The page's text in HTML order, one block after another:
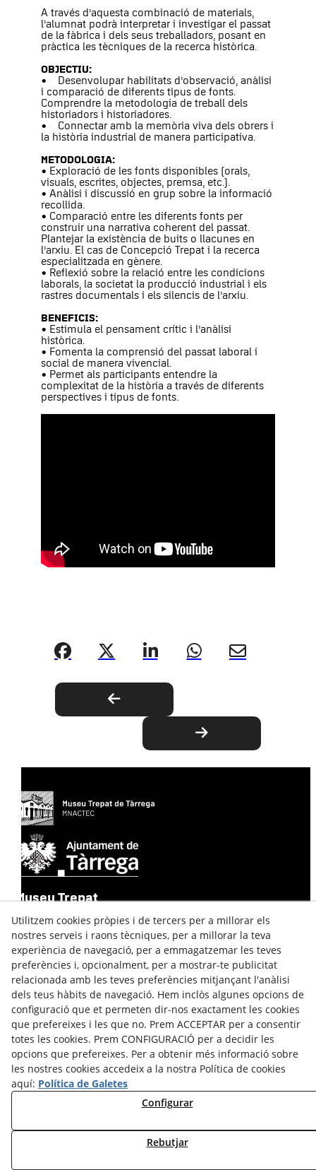
A través d’aquesta combinació de materials,
l’alumnat podrà interpretar i investigar el passat
de la fàbrica i dels seus treballadors, posant en
pràctica les tècniques de la recerca històrica.
OBJECTIU:
• Desenvolupar habilitats d’observació, anàlisi
i comparació de diferents tipus de fonts.
Comprendre la metodologia de treball dels
historiadors i historiadores.
• Connectar amb la memòria viva dels obrers i
la història industrial de manera participativa.
METODOLOGIA:
• Exploració de les fonts disponibles (orals,
visuals, escrites, objectes, premsa, etc.).
• Anàlisi i discussió en grup sobre la informació
recollida.
• Comparació entre les diferents fonts per
construir una narrativa coherent del passat.
Plantejar la existència de buits o llacunes en
l’arxiu. El cas de Concepció Trepat i la recerca
especialitzada en gènere.
• Reflexió sobre la relació entre les condicions
laborals, la societat la producció industrial i els
rastres documentals i els silencis de l’arxiu.
BENEFICIS:
• Estimula el pensament crític i l’anàlisi
històrica.
• Fomenta la comprensió del passat laboral i
social de manera vivencial.
• Permet als participants entendre la
complexitat de la història a través de diferents
perspectives i tipus de fonts.
Museu Trepat
Carrer de Josep Trepat i Galceran, 9
25300 TÀRREGA (Lleida)
Tel:973 311 616
Contacte
Facebook
Youtube
Instagram
Utilitzem cookies pròpies i de tercers per a millorar els
nostres serveis i raons tècniques, per a millorar la teva
experiència de navegació, per a emmagatzemar les teves
preferències i, opcionalment, per a mostrar-te publicitat
relacionada amb les teves preferències mitjançant l'anàlisi
dels teus hàbits de navegació. Hem inclòs algunes opcions de
configuració que et permeten dir-nos exactament les cookies
que prefereixes i les que no. Prem ACCEPTAR per a consentir
totes les cookies. Prem CONFIGURACIÓ per a decidir les
opcions que prefereixes. Per a obtenir més informació sobre
les nostres cookies accedeix a la nostra Política de cookies
aquí: Política de Galetes
Configurar
Rebutjar